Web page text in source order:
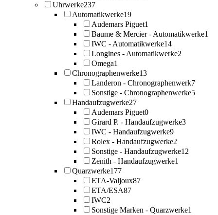
Uhrwerke237
Automatikwerke19
Audemars Piguet1
Baume & Mercier - Automatikwerke1
IWC - Automatikwerke14
Longines - Automatikwerke2
Omega1
Chronographenwerke13
Landeron - Chronographenwerk7
Sonstige - Chronographenwerke5
Handaufzugwerke27
Audemars Piguet0
Girard P. - Handaufzugwerke3
IWC - Handaufzugwerke9
Rolex - Handaufzugwerke2
Sonstige - Handaufzugwerke12
Zenith - Handaufzugwerke1
Quarzwerke177
ETA-Valjoux87
ETA/ESA87
IWC2
Sonstige Marken - Quarzwerke1